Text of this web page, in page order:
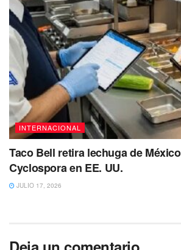
INTERNACIONAL
Taco Bell retira lechuga de
Cyclospora en EE. UU.
JULIO 17, 2026